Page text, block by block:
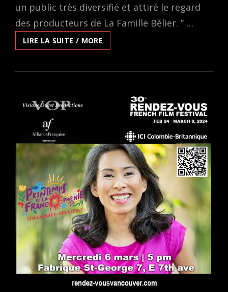
un public très diversifié et attiré le regard
des producteurs de La Famille Bélier. ” …
LIRE LA SUITE / MORE
CHAMBRE
MERVEILLES
CADRE
DU
PRINTEMPS
DE
LA
FRANCOPHONIE
2024